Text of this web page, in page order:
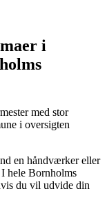
i
med stor
i oversigten
en håndværker eller
hele Bornholms
du vil udvide din